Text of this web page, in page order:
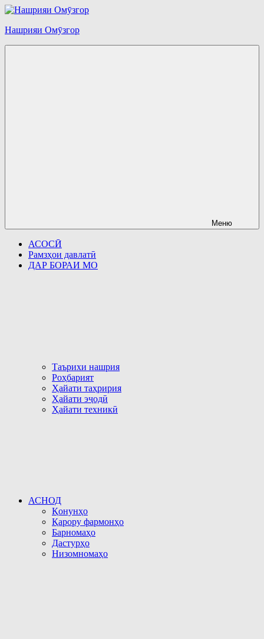
Перейти
содержимому
Нашрияи Омӯзгор
Меню
АСОСӢ
Рамзҳои давлатӣ
ДАР БОРАИ МО
Таърихи нашрия
Роҳбарият
Ҳайати таҳририя
Ҳайати эҷодӣ
Ҳайати техникӣ
АСНОД
Қонунҳо
Қарору фармонҳо
Барномаҳо
Дастурҳо
Низомномаҳо